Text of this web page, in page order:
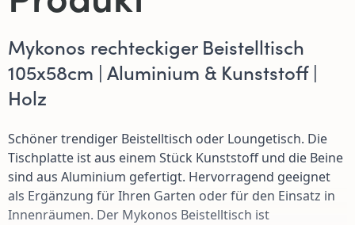
Mykonos rechteckiger Beistelltisch
105x58cm | Aluminium & Kunststoff |
Holz
Schöner trendiger Beistelltisch oder Loungetisch. Die
Tischplatte ist aus einem Stück Kunststoff und die Beine
sind aus Aluminium gefertigt. Hervorragend geeignet
als Ergänzung für Ihren Garten oder für den Einsatz in
Innenräumen. Der Mykonos Beistelltisch ist